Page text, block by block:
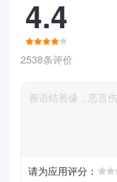
4.4
2538条评价
请为应用评分：